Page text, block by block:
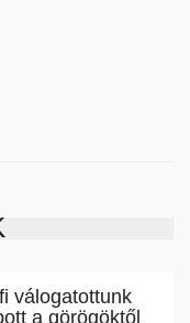
válogatottunk
a görögöktől